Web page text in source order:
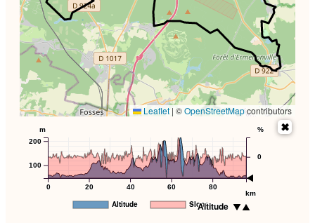
Leaflet | ©OpenStreetMapcontributors
0 20 40 60 80
km
100
200
m
0
%
Altitude SlopeAltitude